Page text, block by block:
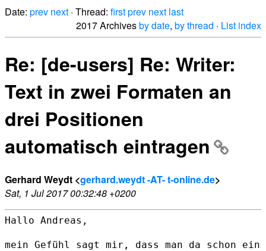
Date: prev next · Thread: firstprev next last
2017 Archivesby date, by thread · List index
Re: [de-users] Re: Writer:
Text in zwei Formaten an
drei Positionen
automatisch eintragen
Gerhard Weydt <gerhard.weydt -AT- t-online.de>
Sat, 1 Jul 2017 00:32:48 +0200
Hallo Andreas,
mein Gefühl sagt mir, dass man da schon ein